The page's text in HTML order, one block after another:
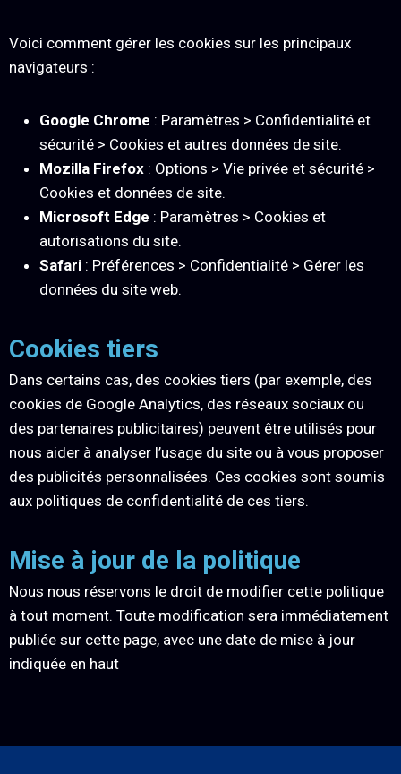
Voici comment gérer les cookies sur les principaux
navigateurs :
Google Chrome : Paramètres > Confidentialité et
sécurité > Cookies et autres données de site.
Mozilla Firefox : Options > Vie privée et sécurité >
Cookies et données de site.
Microsoft Edge : Paramètres > Cookies et
autorisations du site.
Safari : Préférences > Confidentialité > Gérer les
données du site web.
Cookies tiers
Dans certains cas, des cookies tiers (par exemple, des
cookies de Google Analytics, des réseaux sociaux ou
des partenaires publicitaires) peuvent être utilisés pour
nous aider à analyser l’usage du site ou à vous proposer
des publicités personnalisées. Ces cookies sont soumis
aux politiques de confidentialité de ces tiers.
Mise à jour de la politique
Nous nous réservons le droit de modifier cette politique
à tout moment. Toute modification sera immédiatement
publiée sur cette page, avec une date de mise à jour
indiquée en haut